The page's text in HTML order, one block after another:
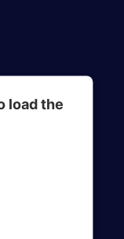
load the